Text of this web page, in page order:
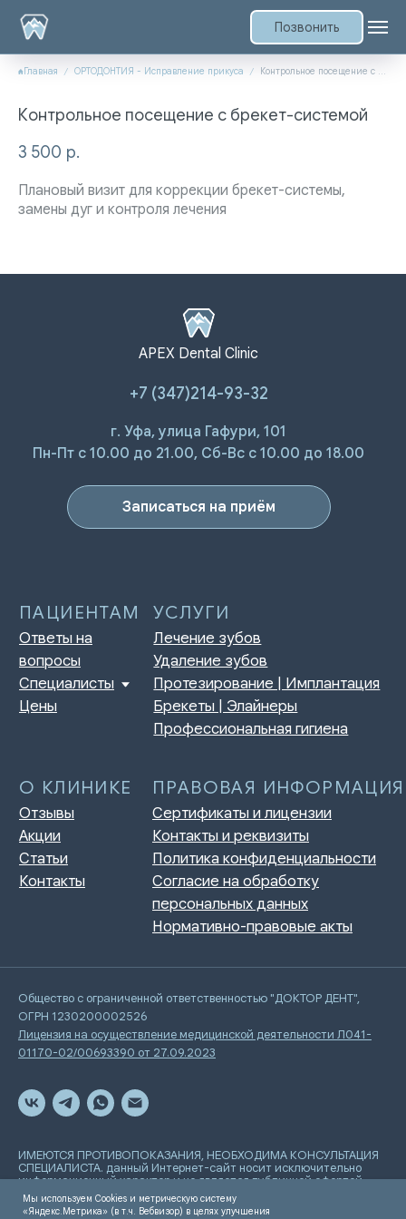
Позвонить
Главная ОРТОДОНТИЯ - Исправление прикуса Контрольное посещение с брекет-системой
Контрольное посещение с брекет-системой
3 500 р.
Плановый визит для коррекции брекет-системы,
замены дуг и контроля лечения
APEX Dental Clinic
+7 (347)214-93-32
г. Уфа, улица Гафури, 101
Пн-Пт с 10.00 до 21.00, Сб-Вс с 10.00 до 18.00
Записаться на приём
Ответы на
Специалисты
УСЛУГИ
Лечение зубов
Протезирование | Имплантация
Брекеты | Элайнеры
Статьи
Контакты
Политика конфиденциальности
Согласие на обработку
персональных данных
Нормативно-правовые акты
Общество с ограниченной ответственностью "ДОКТОР ДЕНТ",
ОГРН 1230200002526
Лицензия на осуществление медицинской деятельности Л041-
01170-02/00693390 от 27.09.2023
ИМЕЮТСЯ ПРОТИВОПОКАЗАНИЯ, НЕОБХОДИМА КОНСУЛЬТАЦИЯ
СПЕЦИАЛИСТА. данный Интернет-сайт носит исключительно
информационный характер и не является публичной офертой,
определяемой положениями Статьи 437 Гражданского
кодекса РФ
Мы используем Cookies и метрическую систему
«Яндекс.Метрика» (в т.ч. Вебвизор) в целях улучшения